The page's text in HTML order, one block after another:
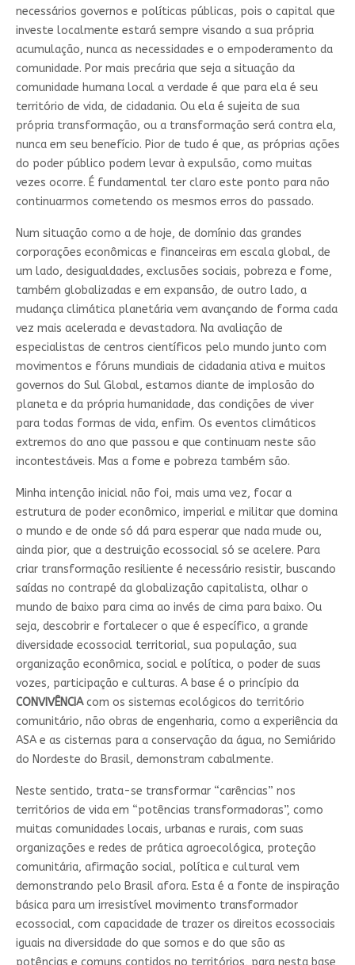
necessários governos e políticas públicas, pois o capital que
investe localmente estará sempre visando a sua própria
acumulação, nunca as necessidades e o empoderamento da
comunidade. Por mais precária que seja a situação da
comunidade humana local a verdade é que para ela é seu
território de vida, de cidadania. Ou ela é sujeita de sua
própria transformação, ou a transformação será contra ela,
nunca em seu benefício. Pior de tudo é que, as próprias ações
do poder público podem levar à expulsão, como muitas
vezes ocorre. É fundamental ter claro este ponto para não
continuarmos cometendo os mesmos erros do passado.
Num situação como a de hoje, de domínio das grandes
corporações econômicas e financeiras em escala global, de
um lado, desigualdades, exclusões sociais, pobreza e fome,
também globalizadas e em expansão, de outro lado, a
mudança climática planetária vem avançando de forma cada
vez mais acelerada e devastadora. Na avaliação de
especialistas de centros científicos pelo mundo junto com
movimentos e fóruns mundiais de cidadania ativa e muitos
governos do Sul Global, estamos diante de implosão do
planeta e da própria humanidade, das condições de viver
para todas formas de vida, enfim. Os eventos climáticos
extremos do ano que passou e que continuam neste são
incontestáveis. Mas a fome e pobreza também são.
Minha intenção inicial não foi, mais uma vez, focar a
estrutura de poder econômico, imperial e militar que domina
o mundo e de onde só dá para esperar que nada mude ou,
ainda pior, que a destruição ecossocial só se acelere. Para
criar transformação resiliente é necessário resistir, buscando
saídas no contrapé da globalização capitalista, olhar o
mundo de baixo para cima ao invés de cima para baixo. Ou
seja, descobrir e fortalecer o que é específico, a grande
diversidade ecossocial territorial, sua população, sua
organização econômica, social e política, o poder de suas
vozes, participação e culturas. A base é o princípio da
CONVIVÊNCIAcom os sistemas ecológicos do território
comunitário, não obras de engenharia, como a experiência da
ASA e as cisternas para a conservação da água, no Semiárido
do Nordeste do Brasil, demonstram cabalmente.
Neste sentido, trata-se transformar “carências” nos
territórios de vida em “potências transformadoras”, como
muitas comunidades locais, urbanas e rurais, com suas
organizações e redes de prática agroecológica, proteção
comunitária, afirmação social, política e cultural vem
demonstrando pelo Brasil afora. Esta é a fonte de inspiração
básica para um irresistível movimento transformador
ecossocial, com capacidade de trazer os direitos ecossociais
iguais na diversidade do que somos e do que são as
potências e comuns contidos no territórios, para nesta base